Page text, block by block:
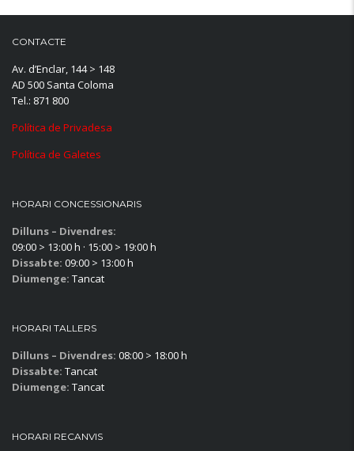
CONTACTE
Av. d’Enclar, 144 > 148
AD 500 Santa Coloma
Tel.: 871 800
Política de Privadesa
Política de Galetes
HORARI CONCESSIONARIS
Dilluns – Divendres:
09:00 > 13:00 h · 15:00 > 19:00 h
Dissabte: 09:00 > 13:00 h
Diumenge: Tancat
HORARI TALLERS
Dilluns – Divendres: 08:00 > 18:00 h
Dissabte: Tancat
Diumenge: Tancat
HORARI RECANVIS